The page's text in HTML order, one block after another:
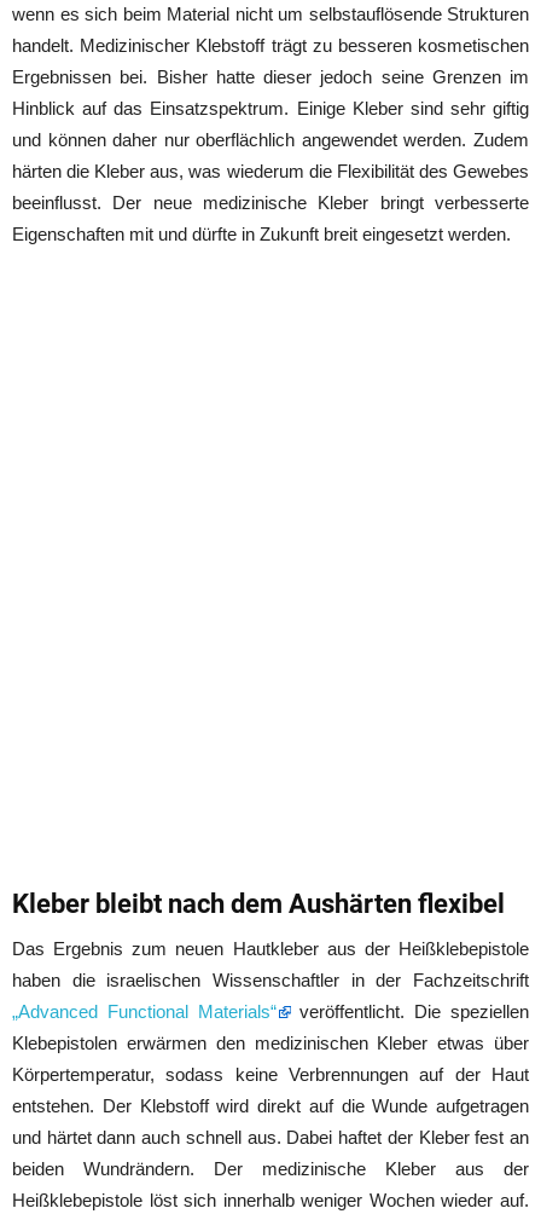
wenn es sich beim Material nicht um selbstauflösende Strukturen
handelt. Medizinischer Klebstoff trägt zu besseren kosmetischen
Ergebnissen bei. Bisher hatte dieser jedoch seine Grenzen im
Hinblick auf das Einsatzspektrum. Einige Kleber sind sehr giftig
und können daher nur oberflächlich angewendet werden. Zudem
härten die Kleber aus, was wiederum die Flexibilität des Gewebes
beeinflusst. Der neue medizinische Kleber bringt verbesserte
Eigenschaften mit und dürfte in Zukunft breit eingesetzt werden.
Kleber bleibt nach dem Aushärten flexibel
Das Ergebnis zum neuen Hautkleber aus der Heißklebepistole
haben die israelischen Wissenschaftler in der Fachzeitschrift
„Advanced Functional Materials“
veröffentlicht. Die speziellen
Klebepistolen erwärmen den medizinischen Kleber etwas über
Körpertemperatur, sodass keine Verbrennungen auf der Haut
entstehen. Der Klebstoff wird direkt auf die Wunde aufgetragen
und härtet dann auch schnell aus. Dabei haftet der Kleber fest an
beiden Wundrändern. Der medizinische Kleber aus der
Heißklebepistole löst sich innerhalb weniger Wochen wieder auf.